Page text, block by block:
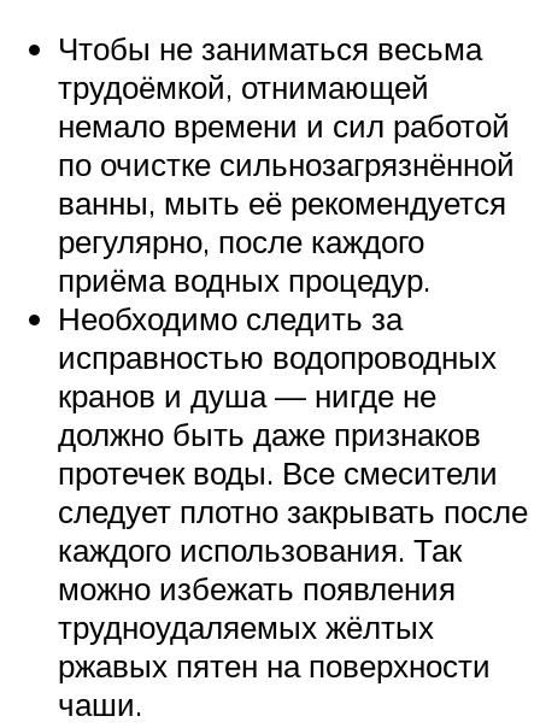
Чтобы не заниматься весьма
трудоёмкой, отнимающей
немало времени и сил работой
по очистке сильнозагрязнённой
ванны, мыть её рекомендуется
регулярно, после каждого
приёма водных процедур.
Необходимо следить за
исправностью водопроводных
кранов и душа — нигде не
должно быть даже признаков
протечек воды. Все смесители
следует плотно закрывать после
каждого использования. Так
можно избежать появления
трудноудаляемых жёлтых
ржавых пятен на поверхности
чаши.